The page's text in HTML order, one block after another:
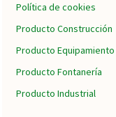
Política de cookies
Producto Construcción
Producto
Producto Fontanería
Producto Industrial